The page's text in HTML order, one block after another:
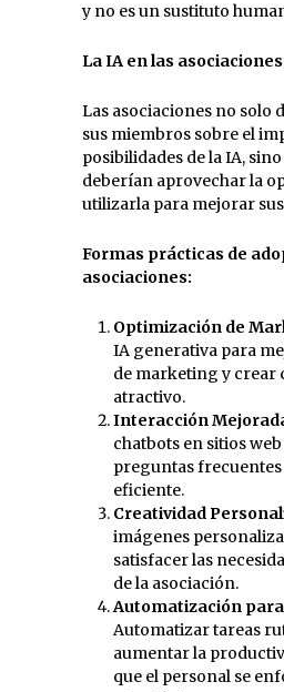
y no es un sustituto
La IA en las
Las asociaciones no solo
sus miembros sobre el
posibilidades de la IA,
deberían aprovechar la
utilizarla para mejorar
Formas prácticas de
asociaciones:
Optimización de
IA generativa para
de marketing y crear
atractivo.
Interacción
chatbots en sitios
preguntas
eficiente.
Creatividad
imágenes
satisfacer las
de la asociación.
Automatización
Automatizar tareas
aumentar la
que el personal se